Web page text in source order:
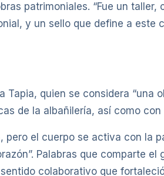
patrimoniales. “Fue un
y un sello que define a
Tapia, quien se considera “una
de la albañilería, así como
pero el cuerpo se activa con la
Palabras que comparte
colaborativo que